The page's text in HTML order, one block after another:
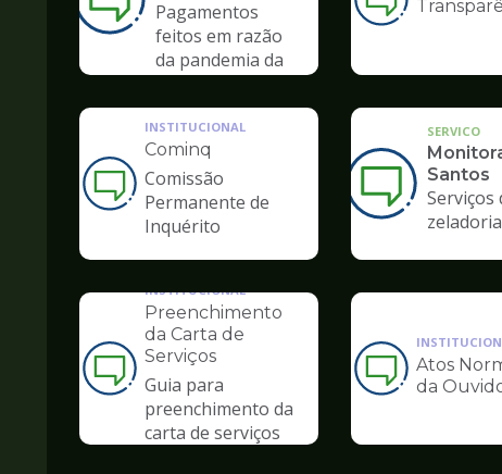
Pagamentos
feitos em razão
da pandemia da
Ilustração
da
de
Ouvidoria
Ilustração
da
de
Ouvidoria
INSTITUCIONAL
Cominq
Comissão
Permanente de
Inquérito
SERVICO
Santos
Serviços
zeladoria
Ilustração
da
pagina
de
INSTITUCIONAL
Preenchimento
da Carta de
Serviços
Guia para
preenchimento da
carta de serviços
Ilustração
da
de
Atos
da